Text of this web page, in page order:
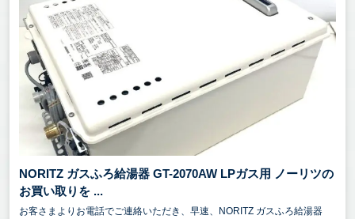
NORITZ ガスふろ給湯器 GT-2070AW LPガス用 ノーリツの
お買い取りを ...
お客さまよりお電話でご連絡いただき、早速、NORITZ ガスふろ給湯器